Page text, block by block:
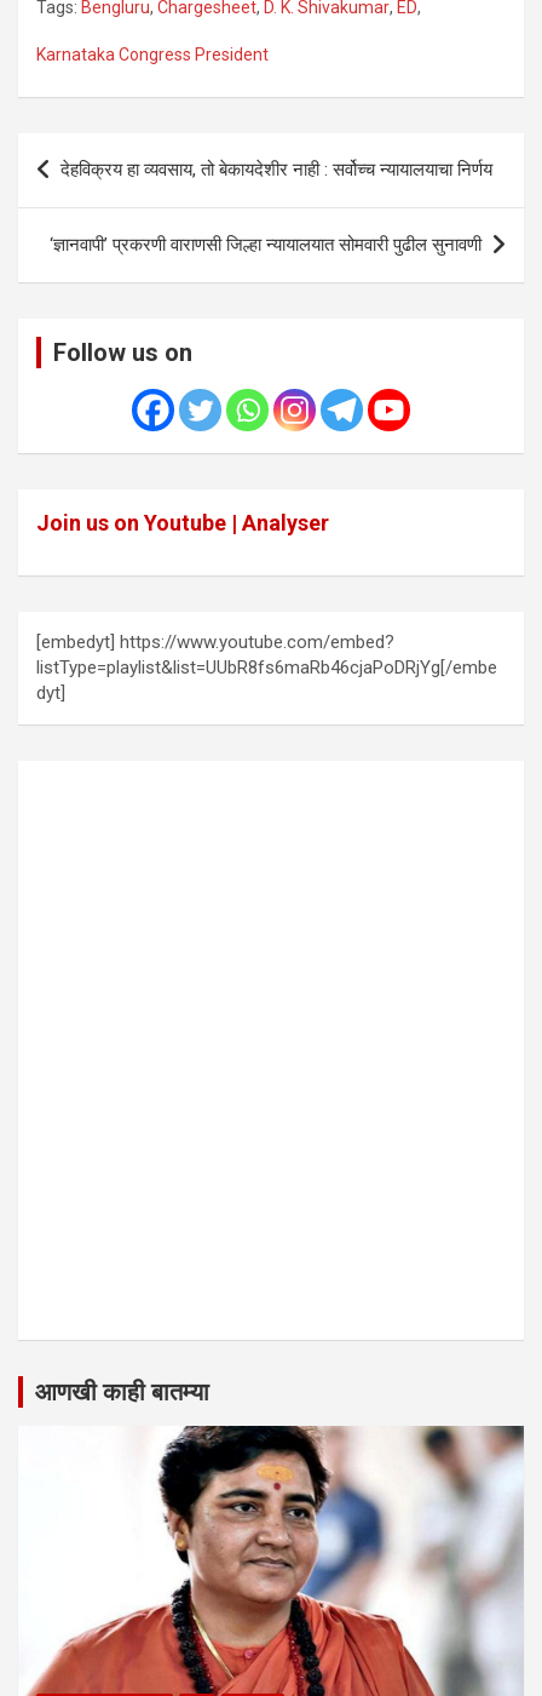
Tags: Bengluru, Chargesheet, D. K. Shivakumar, ED,
Karnataka Congress President
Post
navigation
देहविक्रय हा व्यवसाय, तो बेकायदेशीर नाही : सर्वोच्च न्यायालयाचा निर्णय
‘ज्ञानवापी’ प्रकरणी वाराणसी जिल्हा न्यायालयात सोमवारी पुढील सुनावणी
Follow us on
Join us on Youtube | Analyser
[embedyt] https://www.youtube.com/embed?
listType=playlist&list=UUbR8fs6maRb46cjaPoDRjYg[/embe
dyt]
आणखी काही बातम्या